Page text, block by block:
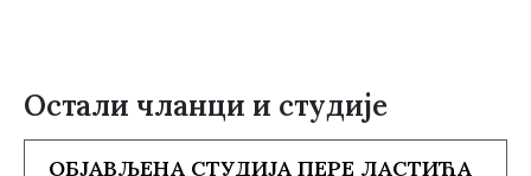
Остали чланци и студије
ОБЈАВЉЕНА СТУДИЈА ПЕРЕ ЛАСТИЋА